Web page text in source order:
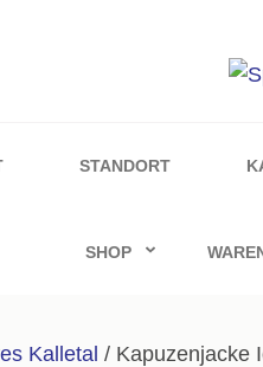
STANDORT
SHOP
Kalletal / Kapuzenjacke